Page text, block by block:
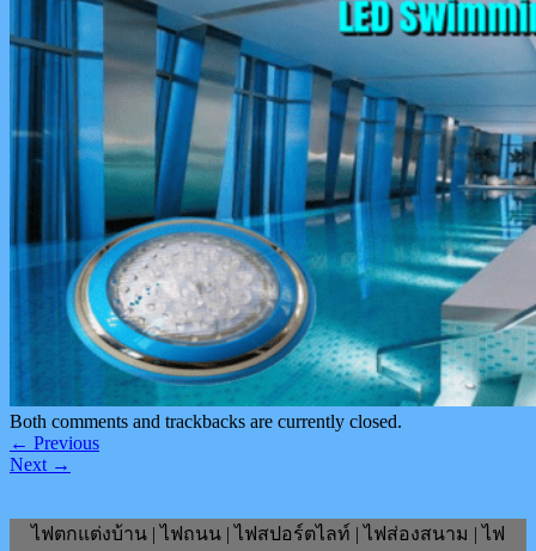
Both comments and trackbacks are currently closed.
← Previous
Next →
ไฟตกแต่งบ้าน | ไฟถนน | ไฟสปอร์ตไลท์ | ไฟส่องสนาม | ไฟ